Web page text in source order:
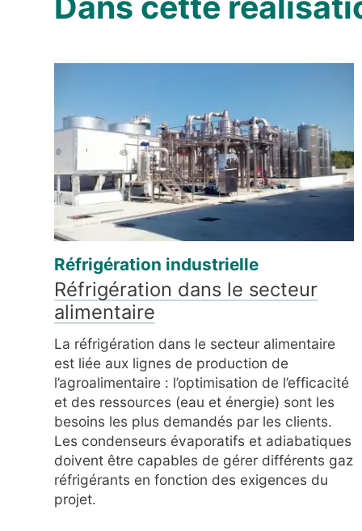
Réfrigération industrielle
Réfrigération dans le secteur
alimentaire
La réfrigération dans le secteur alimentaire
est liée aux lignes de production de
l’agroalimentaire : l’optimisation de l’efficacité
et des ressources (eau et énergie) sont les
besoins les plus demandés par les clients.
Les condenseurs évaporatifs et adiabatiques
doivent être capables de gérer différents gaz
réfrigérants en fonction des exigences du
projet.